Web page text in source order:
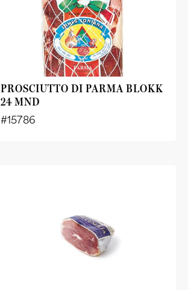
PROSCIUTTO DI PARMA BLOKK
24 MND
#15786